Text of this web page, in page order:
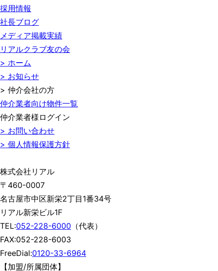
採用情報
社長ブログ
メディア掲載実績
リアルクラブ友の会
> ホーム
> お知らせ
> 仲介会社の方
仲介業者向け物件一覧
仲介業者様ログイン
> お問い合わせ
> 個人情報保護方針
株式会社リアル
〒460-0007
名古屋市中区新栄2丁目1番34号
リアル新栄ビル1F
TEL:052-228-6000 （代表）
FAX:052-228-6003
FreeDial:0120-33-6964
【加盟/所属団体】